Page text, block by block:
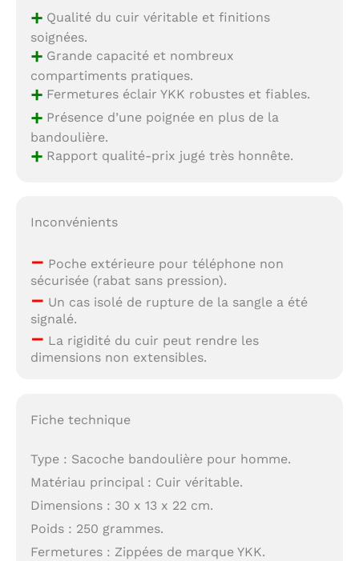
+Qualité du cuir véritable et finitions
soignées.
+Grande capacité et nombreux
compartiments pratiques.
+Fermetures éclair YKK robustes et fiables.
+Présence d’une poignée en plus de la
bandoulière.
+Rapport qualité-prix jugé très honnête.
Inconvénients
– Poche extérieure pour téléphone non
sécurisée (rabat sans pression).
– Un cas isolé de rupture de la sangle a été
signalé.
– La rigidité du cuir peut rendre les
dimensions non extensibles.
Fiche technique
Type : Sacoche bandoulière pour homme.
Matériau principal : Cuir véritable.
Dimensions : 30 x 13 x 22 cm.
Poids : 250 grammes.
Fermetures : Zippées de marque YKK.